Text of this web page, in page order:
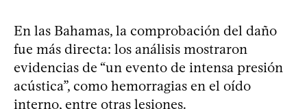
En las Bahamas, la comprobación del daño
fue más directa: los análisis mostraron
evidencias de “un evento de intensa presión
acústica”, como hemorragias en el oído
interno, entre otras lesiones.